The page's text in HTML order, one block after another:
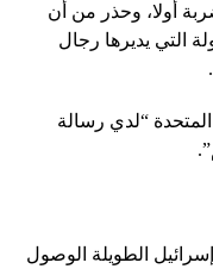
أولا، وحذر من أن
التي يديرها رجال
المتحدة “لدي رسالة
الطويلة الوصول